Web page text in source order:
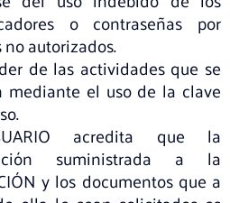
o contraseñas por
autorizados.
de las actividades que se
mediante el uso de la clave
acredita que la
suministrada a la
y los documentos que a